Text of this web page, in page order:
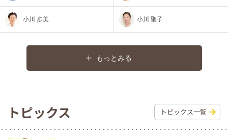
小川 歩美 小川 聖子
もっとみる
トピックス トピックス一覧